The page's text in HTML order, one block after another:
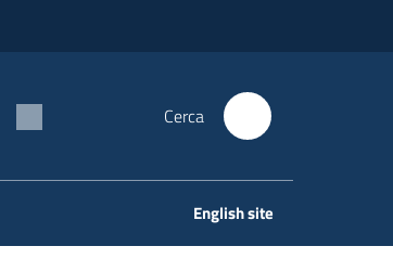
Cerca
English site